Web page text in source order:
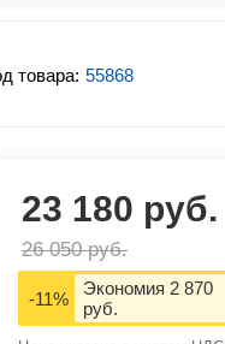
товара: 55868
23 180 руб.
26 050 руб.
-11%
Экономия 2 870
руб.